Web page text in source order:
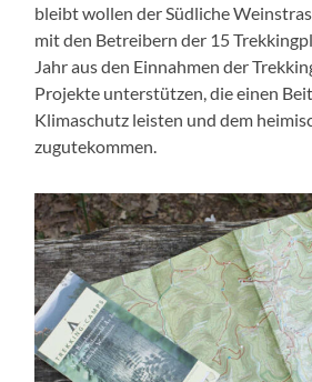
bleibt wollen der Südliche
mit den Betreibern der 15
Jahr aus den Einnahmen der
Projekte unterstützen, die einen
Klimaschutz leisten und dem
zugutekommen.